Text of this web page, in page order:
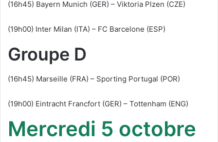
(16h45) Bayern Munich (GER) – Viktoria Plzen (CZE)
(19h00) Inter Milan (ITA) – FC Barcelone (ESP)
Groupe D
(16h45) Marseille (FRA) – Sporting Portugal (POR)
(19h00) Eintracht Francfort (GER) – Tottenham (ENG)
Mercredi 5 octobre